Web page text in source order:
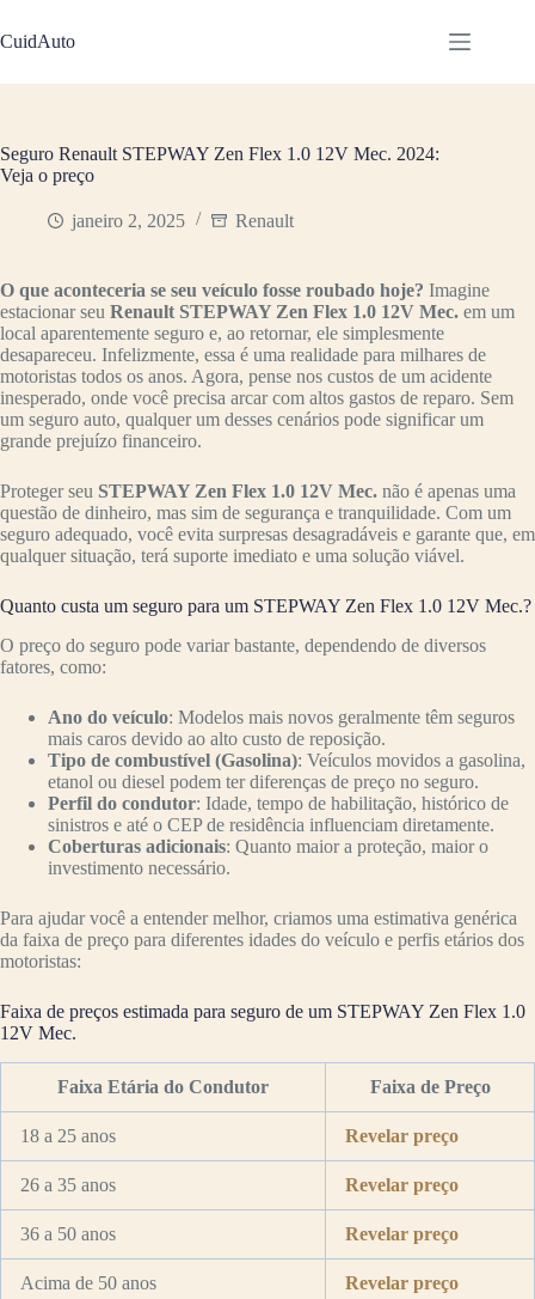
para
o
CuidAuto
Seguro Renault STEPWAY Zen Flex 1.0 12V Mec. 2024:
Veja o preço
janeiro 2, 2025 Renault
O que aconteceria se seu veículo fosse roubado hoje? Imagine
estacionar seu Renault STEPWAY Zen Flex 1.0 12V Mec. em um
local aparentemente seguro e, ao retornar, ele simplesmente
desapareceu. Infelizmente, essa é uma realidade para milhares de
motoristas todos os anos. Agora, pense nos custos de um acidente
inesperado, onde você precisa arcar com altos gastos de reparo. Sem
um seguro auto, qualquer um desses cenários pode significar um
grande prejuízo financeiro.
Proteger seu STEPWAY Zen Flex 1.0 12V Mec. não é apenas uma
questão de dinheiro, mas sim de segurança e tranquilidade. Com um
seguro adequado, você evita surpresas desagradáveis e garante que, em
qualquer situação, terá suporte imediato e uma solução viável.
Quanto custa um seguro para um STEPWAY Zen Flex 1.0 12V Mec.?
O preço do seguro pode variar bastante, dependendo de diversos
fatores, como:
Ano do veículo: Modelos mais novos geralmente têm seguros
mais caros devido ao alto custo de reposição.
Tipo de combustível (Gasolina): Veículos movidos a gasolina,
etanol ou diesel podem ter diferenças de preço no seguro.
Perfil do condutor: Idade, tempo de habilitação, histórico de
sinistros e até o CEP de residência influenciam diretamente.
Coberturas adicionais: Quanto maior a proteção, maior o
investimento necessário.
Para ajudar você a entender melhor, criamos uma estimativa genérica
da faixa de preço para diferentes idades do veículo e perfis etários dos
motoristas:
Faixa de preços estimada para seguro de um STEPWAY Zen Flex 1.0
12V Mec.
Faixa Etária do Condutor Faixa de Preço
18 a 25 anos Revelar preço
26 a 35 anos Revelar preço
36 a 50 anos Revelar preço
Acima de 50 anos
Revelar preço